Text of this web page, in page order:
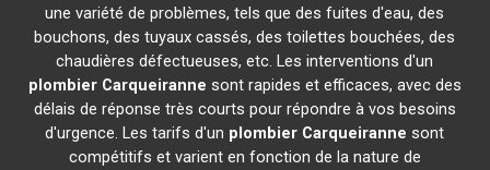
une variété de problèmes, tels que des fuites d'eau, des
bouchons, des tuyaux cassés, des toilettes bouchées, des
chaudières défectueuses, etc. Les interventions d'un
plombier Carqueiranne sont rapides et efficaces, avec des
délais de réponse très courts pour répondre à vos besoins
d'urgence. Les tarifs d'un plombier Carqueiranne sont
compétitifs et varient en fonction de la nature de